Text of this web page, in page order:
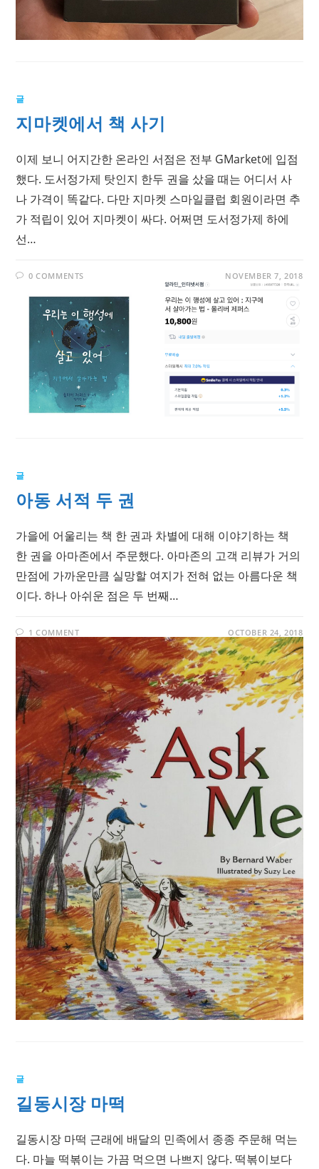
글
지마켓에서 책 사기
이제 보니 어지간한 온라인 서점은 전부 GMarket에 입점
했다. 도서정가제 탓인지 한두 권을 샀을 때는 어디서 사
나 가격이 똑같다. 다만 지마켓 스마일클럽 회원이라면 추
가 적립이 있어 지마켓이 싸다. 어쩌면 도서정가제 하에
선…
0 COMMENTS NOVEMBER 7, 2018
글
아동 서적 두 권
가을에 어울리는 책 한 권과 차별에 대해 이야기하는 책
한 권을 아마존에서 주문했다. 아마존의 고객 리뷰가 거의
만점에 가까운만큼 실망할 여지가 전혀 없는 아름다운 책
이다. 하나 아쉬운 점은 두 번째…
1 COMMENT OCTOBER 24, 2018
글
길동시장 마떡
길동시장 마떡 근래에 배달의 민족에서 종종 주문해 먹는
다. 마늘 떡볶이는 가끔 먹으면 나쁘지 않다. 떡볶이보다